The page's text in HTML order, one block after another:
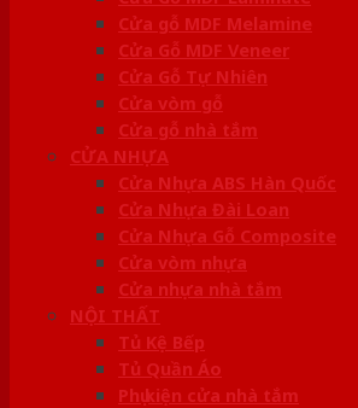
Cửa gỗ MDF Melamine
Cửa Gỗ MDF Veneer
Cửa Gỗ Tự Nhiên
Cửa vòm gỗ
Cửa gỗ nhà tắm
CỬA NHỰA
Cửa Nhựa ABS Hàn Quốc
Cửa Nhựa Đài Loan
Cửa Nhựa Gỗ Composite
Cửa vòm nhựa
Cửa nhựa nhà tắm
NỘI THẤT
Tủ Kệ Bếp
Tủ Quần Áo
Phụ kiện cửa nhà tắm